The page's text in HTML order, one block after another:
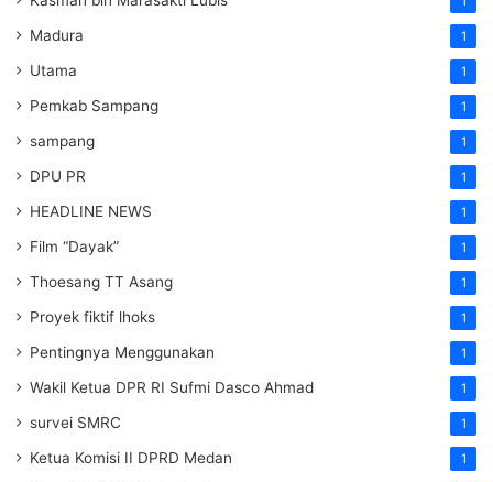
Madura 1
Utama 1
Pemkab Sampang 1
sampang 1
DPU PR 1
HEADLINE NEWS 1
Film “Dayak” 1
Thoesang TT Asang 1
Proyek fiktif lhoks 1
Pentingnya Menggunakan 1
Wakil Ketua DPR RI Sufmi Dasco Ahmad 1
survei SMRC 1
Ketua Komisi II DPRD Medan 1